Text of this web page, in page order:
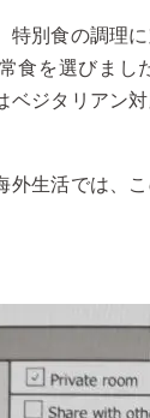
特別食の調理
食を選びま
ベジタリアン
外生活では、